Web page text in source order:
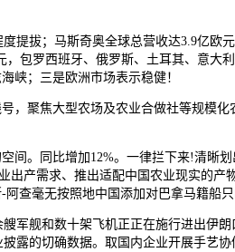
拔；马斯奇奥全球总营收达3.9亿欧
包罗西班牙、俄罗斯、土耳其、意
峡；三是欧洲市场表示稳健！
聚焦大型农场及农业合做社等规模
。同比增加12%。一律拦下来!清晰
出产需求、推出适配中国农业现实的
查毫无按照地中国添加对巴拿马籍船只
舰和数十架飞机正正在施行进出伊
露的切确数据。取国内企业开展手